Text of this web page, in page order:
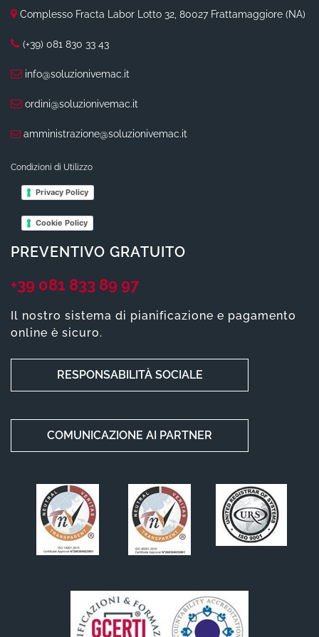
Complesso Fracta Labor Lotto 32, 80027 Frattamaggiore (NA)
(+39) 081 830 33 43
info@soluzionivemac.it
ordini@soluzionivemac.it
amministrazione@soluzionivemac.it
Condizioni di Utilizzo
Privacy Policy
Cookie Policy
PREVENTIVO GRATUITO
+39 081 833 89 97
Il nostro sistema di pianificazione e pagamento
online è sicuro.
RESPONSABILITÀ SOCIALE
COMUNICAZIONE AI PARTNER